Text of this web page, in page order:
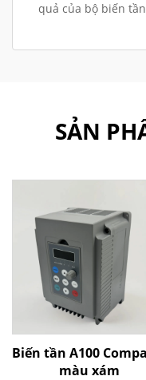
quả của bộ biến
SẢN
Biến tần A100
màu xám